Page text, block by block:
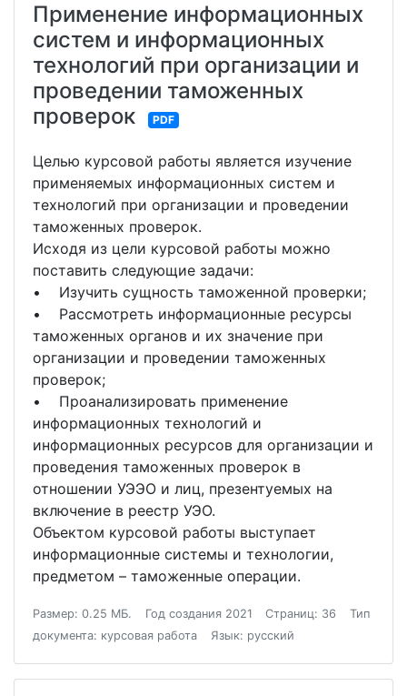
Применение информационных
систем и информационных
технологий при организации и
проведении таможенных
проверок
PDF
Целью курсовой работы является изучение
применяемых информационных систем и
технологий при организации и проведении
таможенных проверок.
Исходя из цели курсовой работы можно
поставить следующие задачи:
• Изучить сущность таможенной проверки;
• Рассмотреть информационные ресурсы
таможенных органов и их значение при
организации и проведении таможенных
проверок;
• Проанализировать применение
информационных технологий и
информационных ресурсов для организации и
проведения таможенных проверок в
отношении УЭЭО и лиц, презентуемых на
включение в реестр УЭО.
Объектом курсовой работы выступает
информационные системы и технологии,
предметом – таможенные операции.
Размер: 0.25 МБ. Год создания 2021 Страниц: 36
Тип
документа: курсовая работа
Язык: русский